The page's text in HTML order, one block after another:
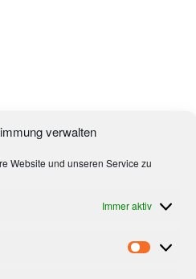
verwalten
Website und unseren Service zu
Immer aktiv